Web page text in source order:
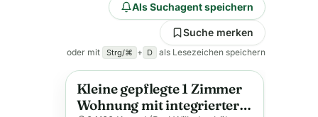
Als Suchagent speichern
Suche merken
oder mit Strg/⌘ + D als Lesezeichen speichern
Anzeige
Kleine gepflegte 1 Zimmer
Wohnung mit integrierter